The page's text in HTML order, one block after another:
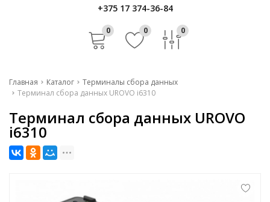
Каталог
Услуги
Сервис
Контакты
+375 17 374-36-84
0 0 0
Главная Каталог
Терминалы сбора данных
Терминал сбора данных UROVO i6310
Терминал сбора данных UROVO
i6310